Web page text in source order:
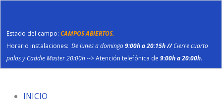
Estado del campo: CAMPOS ABIERTOS.
Horario instalaciones: De lunes a domingo9:00h a 20:15h //Cierre cuarto
palos y Caddie Master 20:00h--> Atención telefónica de 9:00h a 20:00h.
contenido
INICIO